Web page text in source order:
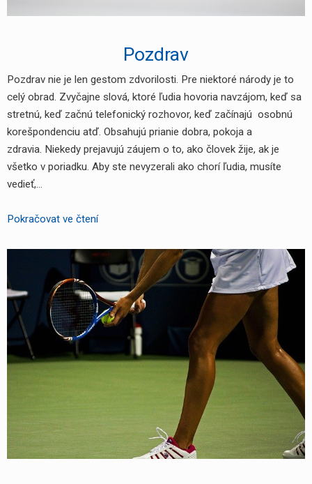
Pozdrav
Pozdrav nie je len gestom zdvorilosti. Pre niektoré národy je to
celý obrad. Zvyčajne slová, ktoré ľudia hovoria navzájom, keď sa
stretnú, keď začnú telefonický rozhovor, keď začínajú osobnú
korešpondenciu atď. Obsahujú prianie dobra, pokoja a
zdravia. Niekedy prejavujú záujem o to, ako človek žije, ak je
všetko v poriadku. Aby ste nevyzerali ako chorí ľudia, musíte
vedieť,…
Pokračovat ve čteníPozdrav